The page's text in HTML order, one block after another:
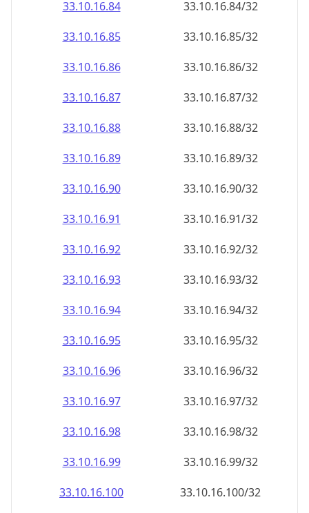
33.10.16.93
33.10.16.93/32
33.10.16.94
33.10.16.94/32
33.10.16.95
33.10.16.95/32
33.10.16.96
33.10.16.96/32
33.10.16.97
33.10.16.97/32
33.10.16.98
33.10.16.98/32
33.10.16.99
33.10.16.99/32
33.10.16.100
33.10.16.100/32
33.10.16.101
33.10.16.101/32
33.10.16.102
33.10.16.102/32
33.10.16.103
33.10.16.103/32
33.10.16.104
33.10.16.104/32
33.10.16.105
33.10.16.105/32
33.10.16.106
33.10.16.106/32
33.10.16.107
33.10.16.107/32
33.10.16.108
33.10.16.108/32
33.10.16.109
33.10.16.109/32